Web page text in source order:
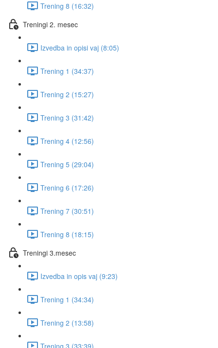
Trening 8 (16:32)
Treningi 2. mesec
Izvedba in opisi vaj (8:05)
Trening 1 (34:37)
Trening 2 (15:27)
Trening 3 (31:42)
Trening 4 (12:56)
Trening 5 (29:04)
Trening 6 (17:26)
Trening 7 (30:51)
Trening 8 (18:15)
Treningi 3.mesec
Izvedba in opis vaj (9:23)
Trening 1 (34:34)
Trening 2 (13:58)
Trening 3 (33:39)